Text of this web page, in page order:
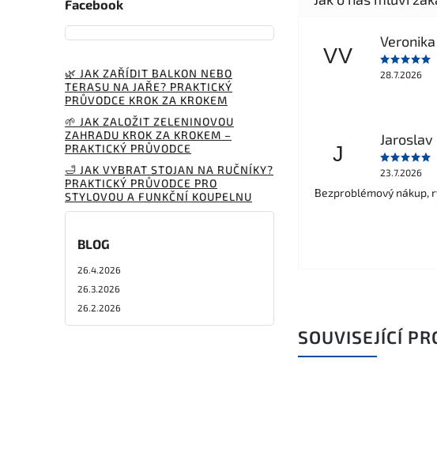
Facebook
🌿 JAK ZAŘÍDIT BALKON NEBO
TERASU NA JAŘE? PRAKTICKÝ
PRŮVODCE KROK ZA KROKEM
🌱 JAK ZALOŽIT ZELENINOVOU
ZAHRADU KROK ZA KROKEM –
PRAKTICKÝ PRŮVODCE
🛁 JAK VYBRAT STOJAN NA RUČNÍKY?
PRAKTICKÝ PRŮVODCE PRO
STYLOVOU A FUNKČNÍ KOUPELNU
BLOG
26.4.2026
26.3.2026
26.2.2026
VV
28.7.2026
J
Jaroslav
23.7.2026
Bezproblémový nákup,
SOUVISEJÍCÍ